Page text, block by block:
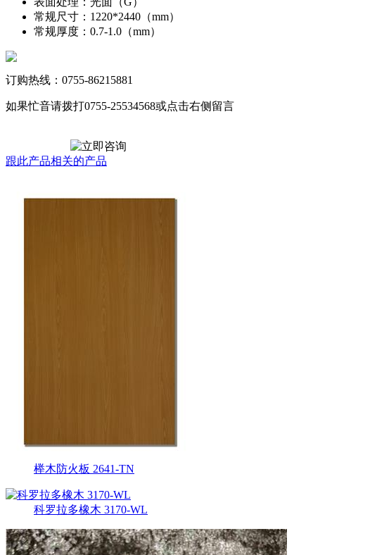
常规尺寸 ： 1220*2440（mm）
常规厚度 ： 0.7-1.0（mm）
订购热线：0755-86215881
如果忙音请拨打0755-25534568或点击右侧留言
跟此产品相关的产品
榉木防火板 2641-TN
科罗拉多橡木 3170-WL